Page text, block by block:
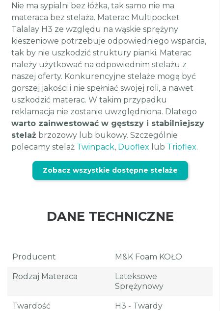
Nie ma sypialni bez łóżka, tak samo nie ma
materaca bez stelaża. Materac Multipocket
Talalay H3 ze względu na wąskie sprężyny
kieszeniowe potrzebuje odpowiedniego wsparcia,
tak by nie uszkodzić struktury pianki. Materac
należy użytkować na odpowiednim stelażu z
naszej oferty. Konkurencyjne stelaże mogą być
gorszej jakości i nie spełniać swojej roli, a nawet
uszkodzić materac. W takim przypadku
reklamacja nie zostanie uwzględniona. Dlatego
warto zainwestować w gęstszy i stabilniejszy
stelaż brzozowy lub bukowy. Szczególnie
polecamy stelaż Twinpack, Duoflex lub Trioflex.
Zobacz wszystkie dostępne stelaże
DANE TECHNICZNE
Producent M&K Foam KOŁO
Rodzaj Materaca
Lateksowe
Sprężynowy
Twardość H3 - Twardy